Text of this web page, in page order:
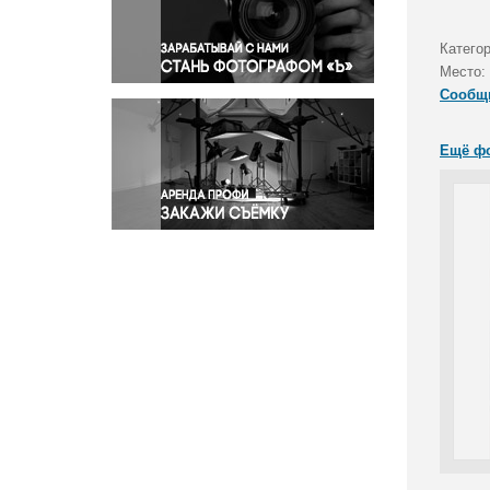
Правосудие
Происшествия и конфликты
Религия
Светская жизнь
Спорт
Экология
Экономика и бизнес
Место:
Ещё